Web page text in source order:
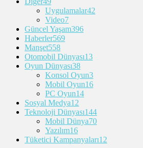
Uygulamalar42
Video7
Güncel Yaşam396
Haberler569
Manşet558
Otomobil Dünyası13
Oyun Dünyası38
Konsol Oyun3
Mobil Oyun16
PC Oyun14
Sosyal Medya12
Teknoloji Dünyası144
Mobil Dünya70
Yazılım16
Tüketici Kampanyaları12